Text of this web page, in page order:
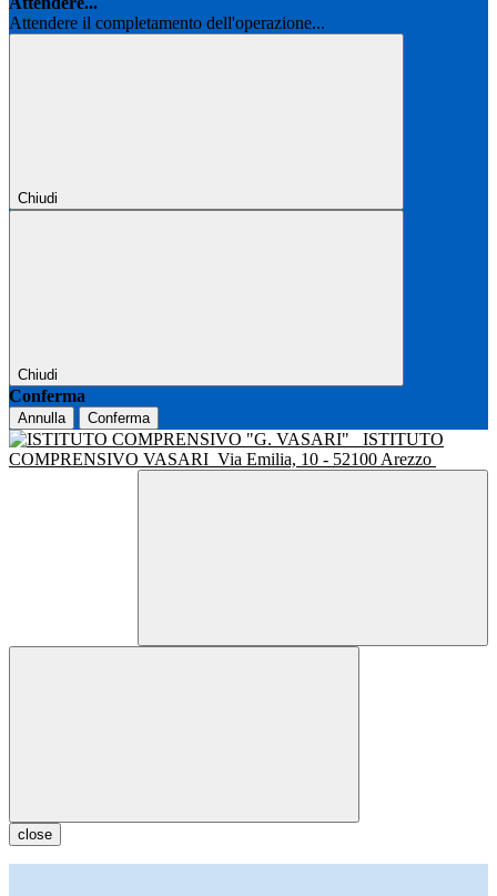
Attendere il completamento dell'operazione...
Chiudi
Chiudi
Conferma
Annulla Conferma
ISTITUTO
COMPRENSIVO VASARI Via Emilia, 10 - 52100 Arezzo
close